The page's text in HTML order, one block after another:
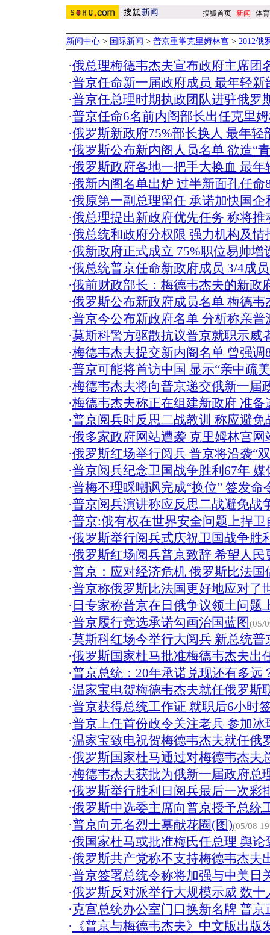
搜狐首页-新闻 -体育
新闻中心 > 国际新闻 > 普京重掌克里姆林宫 > 2012俄
·俄总理梅德韦杰夫宣布政府主席团
·普京任命新一届政府成员 最年轻新
·普京任总理时期执政团队进驻俄罗
·普京任命6名前内阁部长出任克里
·俄罗斯新政府75%部长换人 最年轻
·俄罗斯公布新内阁人员名单 欲造“
·俄罗斯政府各地一把手大换血 最年
·俄新内阁名单出炉 过半新面孔任命
·俄原第一副总理留任 承诺加快国企
·俄总理提出新政府优先任务 称将推
·俄总统和政府分权限 强力机构及情
·俄新政府正式成立 75%职位易帅增
·俄总统普京任命新政府成员 3/4成
·俄前财政部长：梅德韦杰夫的新政
·俄罗斯公布新政府成员名单 梅德韦
·普京今公布新政府名单 分析称亲普
·莫斯科警方驱散抗议普京就职示威
·梅德韦杰夫提交新内阁名单 曾强调
·普京可能将首访中国 显示“亲中疏
·梅德韦杰夫将向普京递交俄新一届
·梅德韦杰夫称正在组建新政府 准备
·普京阅兵时反思二战教训 称应避免
·俄多家政府网站遭袭 克里姆林宫网
·俄罗斯红场举行阅兵 普京将沿袭“
·普京阅兵纪念卫国战争胜利67年
·普梅不理睬嘲讽完成“换位” 签发命
·普京阅兵演讲称应反思二战避免战
·普京:俄有权在世界安全问题上捍卫
·俄罗斯举行阅兵式庆祝卫国战争胜
·俄罗斯红场阅兵普京致辞 希望人民
·普京：应对经济危机 俄罗斯比法国
·普京称俄罗斯比法国更好地应对了
· 日专家称普京在日俄争议领土问题
·普京履行竞选承诺勾画治国蓝图 (05/
·莫斯科红场今举行大阅兵 新总统普
·俄罗斯国家杜马批准梅德韦杰夫出
·普京总统：20年承诺兑现还有多远
·温家宝电贺梅德韦杰夫就任俄罗斯
·普京获得总统工作证 就职后6小时
·普京上任首份政令关注老兵 参加冰
·温家宝致电祝贺梅德韦杰夫就任俄
·俄罗斯国家杜马通过对梅德韦杰夫
·梅德韦杰夫获批为俄新一届政府总
·俄罗斯举行胜利日阅兵最后一次彩
·俄罗斯中选委主席向普京授予总统
·普京向无名烈士墓献花圈(图)(05/08
·俄国家杜马或批准梅氏任总理 舆论
·俄罗斯共产党称不支持梅德韦杰夫
·普京签署总统令称将加强与中美日
·俄罗斯反对派举行大规模示威 数十
·克宫总统办公室门口换新名牌 普京
· 《普京与梅德韦杰夫》中文版出版